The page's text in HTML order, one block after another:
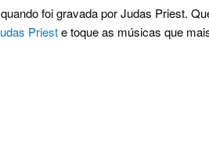
foi gravada por Judas Priest.
Prieste toque as músicas que